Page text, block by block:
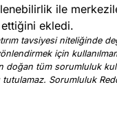
ile
ettiğini ekledi.
tavsiyesi niteliğinde
için
doğan tüm sorumluluk
tutulamaz. Sorumluluk